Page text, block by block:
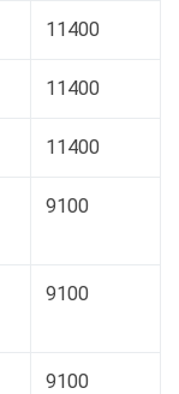
11400
11400
11400
9100
9100
9100